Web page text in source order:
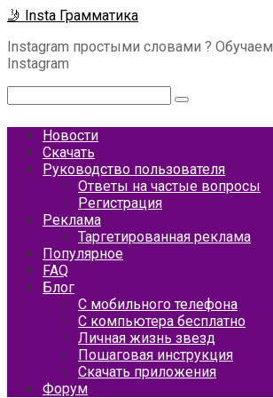
Перейти
контенту
🤳 Insta Грамматика
Instagram простыми словами ?
Instagram
Новости
Скачать
Руководство пользователя
Ответы на частые вопросы
Регистрация
Реклама
Таргетированная реклама
Популярное
FAQ
Блог
С мобильного телефона
С компьютера бесплатно
Личная жизнь звезд
Пошаговая инструкция
Скачать приложения
Форум